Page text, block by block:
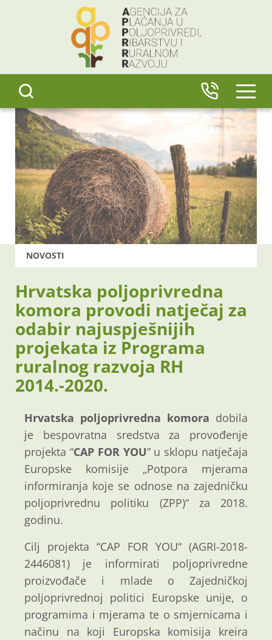
NOVOSTI
Hrvatska poljoprivredna
komora provodi natječaj za
odabir najuspješnijih
projekata iz Programa
ruralnog razvoja RH
2014.-2020.
Hrvatska poljoprivredna komora dobila
je bespovratna sredstva za provođenje
projekta “CAP FOR YOU” u sklopu natječaja
Europske komisije „Potpora mjerama
informiranja koje se odnose na zajedničku
poljoprivrednu politiku (ZPP)“ za 2018.
godinu.
Cilj projekta “CAP FOR YOU“ (AGRI-2018-
2446081) je informirati poljoprivredne
proizvođače i mlade o Zajedničkoj
poljoprivrednoj politici Europske unije, o
programima i mjerama te o smjernicama i
načinu na koji Europska komisija kreira